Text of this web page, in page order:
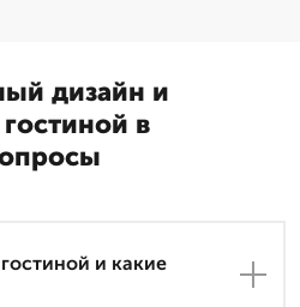
дизайн и
в
и какие